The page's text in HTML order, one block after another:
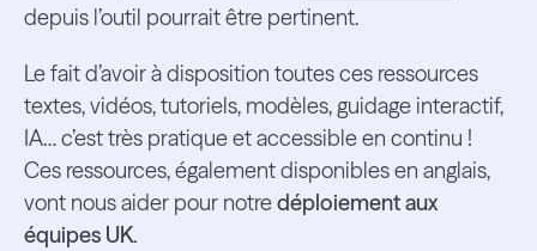
depuis l’outil pourrait être pertinent.
Le fait d’avoir à disposition toutes ces ressources
textes, vidéos, tutoriels, modèles, guidage interactif,
IA… c’est très pratique et accessible en continu !
Ces ressources, également disponibles en anglais,
vont nous aider pour notredéploiement aux
équipes UK.